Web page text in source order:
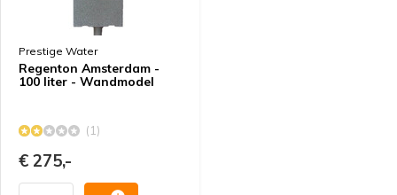
Prestige Water
Regenton Amsterdam -
100 liter - Wandmodel
(1)
€ 275,-